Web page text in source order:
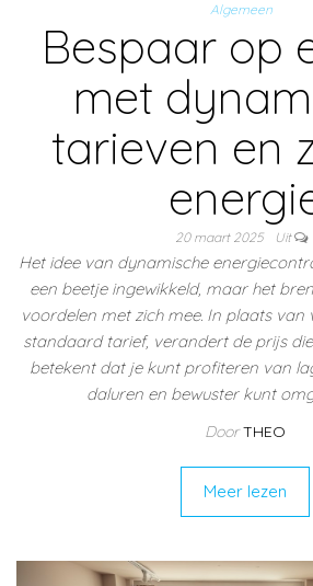
Algemeen
Bespaar op
met
tarieven en
20 maart 2025 Uit
Het idee van dynamische
een beetje ingewikkeld, maar het
voordelen met zich mee. In plaats van
standaard tarief, verandert de prijs
betekent dat je kunt profiteren van
daluren en bewuster kunt
Door THEO
Meer lezen